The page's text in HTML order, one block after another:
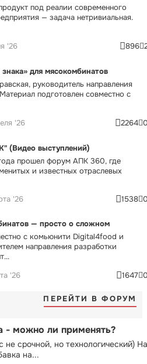
под реалии современного
— задача нетривиальная.
'26 896
для мясокомбинатов
руководитель направления
подготовлен совместно с
'26 2264
(Видео выступлений)
прошел форум АПК 360, где
и известных отраслевых
'26 1538
— просто о сложном
с комьюнити Digital4food и
направления разработки
'26 1647
ПЕРЕЙТИ В ФОРУМ
- можно ли применять?
срочной, но технологический) На
на...